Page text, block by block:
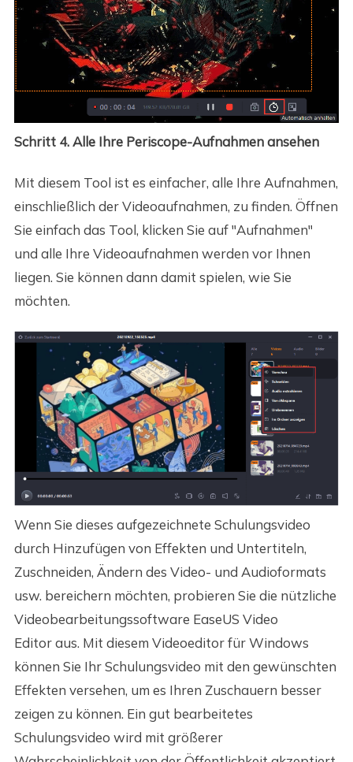
Schritt 4. Alle Ihre Periscope-Aufnahmen ansehen
Mit diesem Tool ist es einfacher, alle Ihre Aufnahmen,
einschließlich der Videoaufnahmen, zu finden. Öffnen
Sie einfach das Tool, klicken Sie auf "Aufnahmen"
und alle Ihre Videoaufnahmen werden vor Ihnen
liegen. Sie können dann damit spielen, wie Sie
möchten.
Wenn Sie dieses aufgezeichnete Schulungsvideo
durch Hinzufügen von Effekten und Untertiteln,
Zuschneiden, Ändern des Video- und Audioformats
usw. bereichern möchten, probieren Sie die nützliche
Videobearbeitungssoftware EaseUS Video
Editor aus. Mit diesem Videoeditor für Windows
können Sie Ihr Schulungsvideo mit den gewünschten
Effekten versehen, um es Ihren Zuschauern besser
zeigen zu können. Ein gut bearbeitetes
Schulungsvideo wird mit größerer